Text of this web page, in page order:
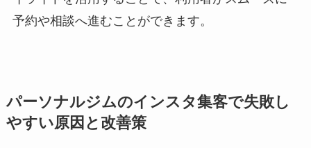
予約や相談へ進むことができます。
パーソナルジムのインスタ集客で失敗し
やすい原因と改善策